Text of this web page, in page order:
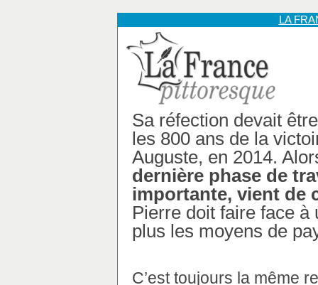
LA
Sa réfection devait
les 800 ans de la
Auguste, en 2014.
dernière phase de
importante, vient de
Pierre doit faire face à
plus les moyens de
C’est toujours la même